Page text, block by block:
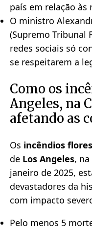
país em relação às
O ministro
(Supremo Tribunal
redes sociais só
se respeitarem a
Como os
Angeles, na
afetando as
Os incêndios
de Los Angeles, na
janeiro de 2025,
devastadores da
com impacto
Pelo menos 5